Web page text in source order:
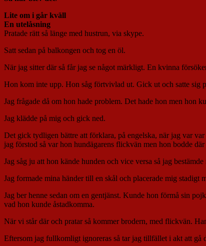
Lite om i går kväll
En utelåsning
Pratade rätt så länge med hustrun, via skype.
Satt sedan på balkongen och tog en öl.
När jag sitter där så får jag se något märkligt. En kvinna
Hon kom inte upp. Hon såg förtvivlad ut. Gick ut och satte sig
Jag frågade då om hon hade problem. Det hade hon men hon
Jag klädde på mig och gick ned.
Det gick tydligen bättre att förklara, på engelska, när jag var
jag förstod så var hon hundägarens flickvän men hon bodde
Jag såg ju att hon kände hunden och vice versa så jag
Jag formade mina händer till en skål och placerade mig
Jag ber henne sedan om en gentjänst. Kunde hon förmå sin
vad hon kunde åstadkomma.
När vi står där och pratar så kommer brodern, med flickvän.
Eftersom jag fullkomligt ignoreras så tar jag tillfället i akt att gå